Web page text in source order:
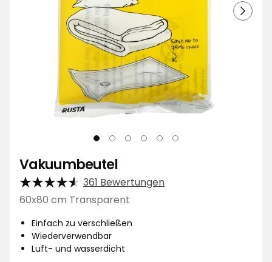
Vakuumbeutel
361 Bewertungen
60x80 cm Transparent
Einfach zu verschließen
Wiederverwendbar
Luft- und wasserdicht